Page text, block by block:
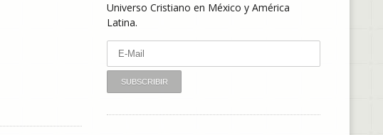
Universo Cristiano en México y América
Latina.